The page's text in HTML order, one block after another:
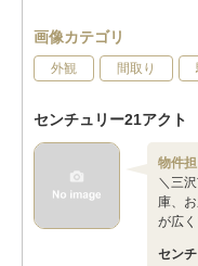
画像カテゴリ
外観 間取り
センチュリー21アクト
物件
＼三
庫、
が広
セン